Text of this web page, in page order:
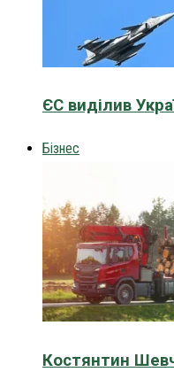
ЄС виділив
Бізнес
Костянтин